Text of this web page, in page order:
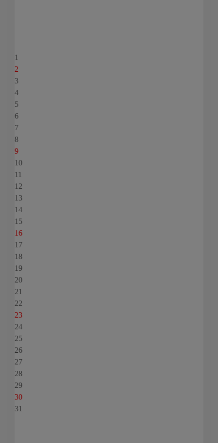
1
2
3
4
5
6
7
8
9
10
11
12
13
14
15
16
17
18
19
20
21
22
23
24
25
26
27
28
29
30
31